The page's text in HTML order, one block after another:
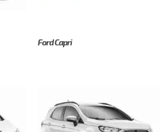
Ford Capri